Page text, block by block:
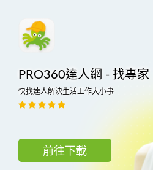
PRO360達人網 - 找專家
快找達人解決生活工作大小事
前往下載